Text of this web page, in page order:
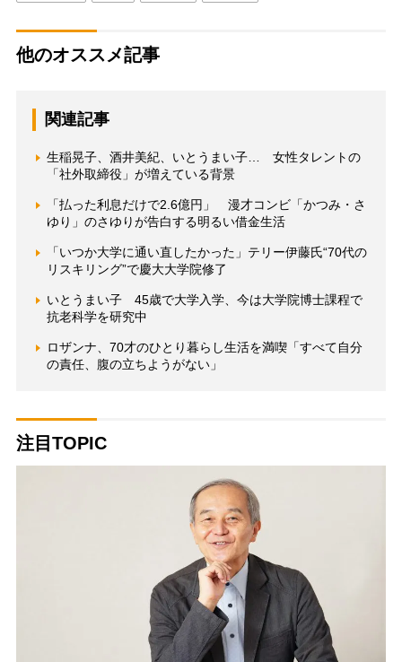
他のオススメ記事
関連記事
生稲晃子、酒井美紀、いとうまい子… 女性タレントの
「社外取締役」が増えている背景
「払った利息だけで2.6億円」 漫才コンビ「かつみ・さ
ゆり」のさゆりが告白する明るい借金生活
「いつか大学に通い直したかった」テリー伊藤氏“70代の
リスキリング”で慶大大学院修了
いとうまい子 45歳で大学入学、今は大学院博士課程で
抗老科学を研究中
ロザンナ、70才のひとり暮らし生活を満喫「すべて自分
の責任、腹の立ちようがない」
注目TOPIC